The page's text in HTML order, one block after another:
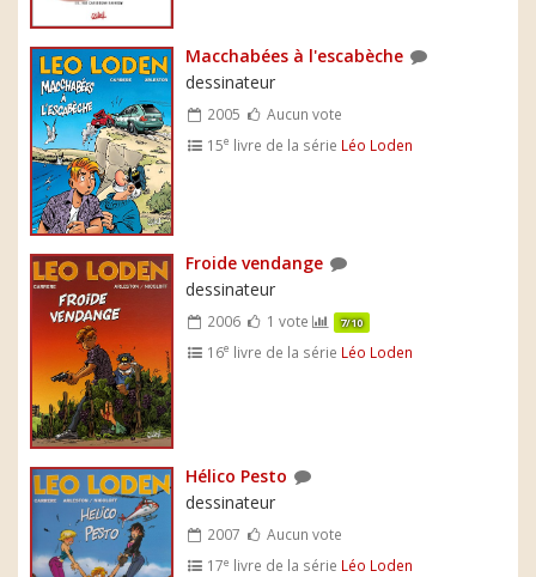
Macchabées à l'escabèche
dessinateur
2005
Aucun vote
15e livre de la série Léo Loden
Froide vendange
dessinateur
2006 1 vote 7/10
16e livre de la série Léo Loden
Hélico Pesto
dessinateur
2007
Aucun vote
17e livre de la série Léo Loden